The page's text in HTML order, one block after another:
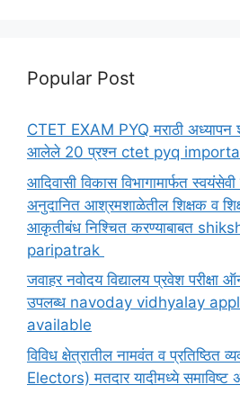
Popular Post
CTET EXAM PYQ मराठी अध्यापन
आलेले 20 प्रश्न ctet pyq
आदिवासी विकास विभागामार्फत
अनुदानित आश्रमशाळेतील शिक्षक व
आकृतीबंध निश्चित करण्याबाबत
paripatrak
जवाहर नवोदय विद्यालय प्रवेश
उपलब्ध navoday vidhyalay
available
विविध क्षेत्रातील नामवंत व प्रतिष्ठित
Electors) मतदार यादीमध्ये समाविष्ट